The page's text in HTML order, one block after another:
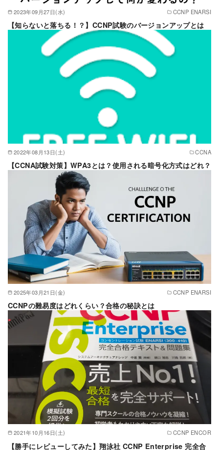
2023年09月27日(水) CCNP ENARSI
【知らないと落ちる！？】CCNP試験のバージョンアップとは
2022年08月13日(土) CCNA
【CCNA試験対策】WPA3とは？使用される暗号化方式はどれ？
2025年03月21日(金) CCNP ENARSI
CCNPの難易度はどれくらい？合格の秘訣とは
2021年10月16日(土) CCNP ENCOR
【勝手にレビューしてみた】翔泳社 CCNP Enterprise 完全合